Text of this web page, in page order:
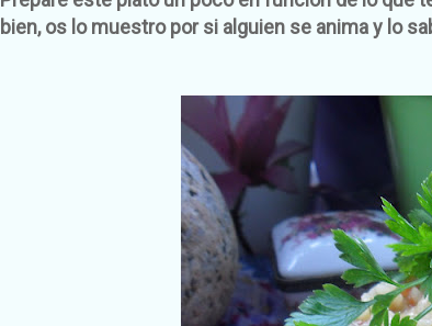
bien, os lo muestro por si alguien se anima y lo